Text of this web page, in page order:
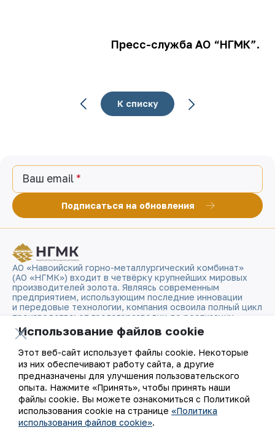
Пресс-служба АО “НГМК”.
К списку
Ваш email
Подписаться на обновления
АО «Навоийский горно-металлургический комбинат»
(АО «НГМК») входит в четвёрку крупнейших мировых
производителей золота. Являясь современным
предприятием, использующим последние инновации
и передовые технологии, компания освоила полный цикл
производства: от геологоразведки до реализации
готовой продукции. Золотые слитки АО «НГМК»
со знаком пробы «999,9» стали узнаваемым брендом
О компании
Наша деятельность
Контакты
Карта сайта
Использование файлов cookie
Этот веб-сайт использует файлы cookie. Некоторые
из них обеспечивают работу сайта, а другие
предназначены для улучшения пользовательского
опыта. Нажмите «Принять», чтобы принять наши
файлы cookie. Вы можете ознакомиться с Политикой
использования cookie на странице «Политика
использования файлов cookie».